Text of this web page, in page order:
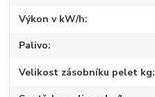
Výkon v kW/h
Palivo
Velikost zásobníku pelet kg